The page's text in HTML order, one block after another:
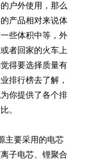
户外使用，那么
产品相对来说体
些体积中等，外
者回家的火车上
得要选择质量有
排行榜去了解，
你提供了各个排
。
要采用的电芯
子电芯、锂聚合